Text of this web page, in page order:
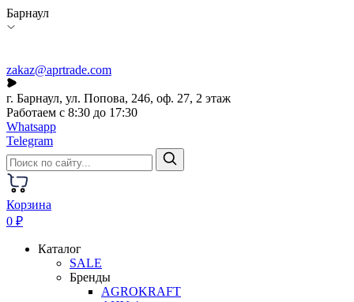
Барнаул
zakaz@aprtrade.com
г. Барнаул, ул. Попова, 246, оф. 27, 2 этаж
Работаем с 8:30 до 17:30
Whatsapp
Telegram
Корзина
0 ₽
Каталог
SALE
Бренды
AGROKRAFT